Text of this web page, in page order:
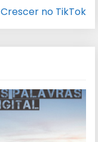
Crescer no TikTok